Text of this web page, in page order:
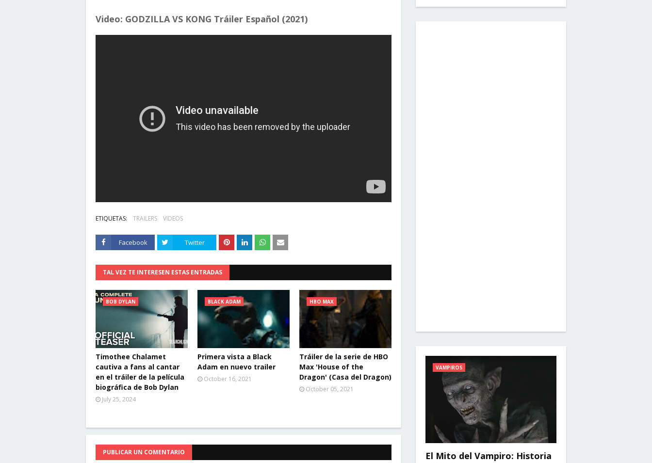
Video: GODZILLA VS KONG Tráiler Español (2021)
ETIQUETAS: TRAILERS VIDEOS
Facebook Twitter
TAL VEZ TE INTERESEN ESTAS ENTRADAS
BOB DYLAN
Timothee Chalamet
cautiva a fans al cantar
en el tráiler de la película
biográfica de Bob Dylan
July 25, 2024
BLACK ADAM
Primera vista a Black
Adam en nuevo trailer
October 16, 2021
HBO MAX
Tráiler de la serie de HBO
Max 'House of the
Dragon' (Casa del Dragon)
October 05, 2021
PUBLICAR UN COMENTARIO
VAMPIROS
El Mito del Vampiro: Historia